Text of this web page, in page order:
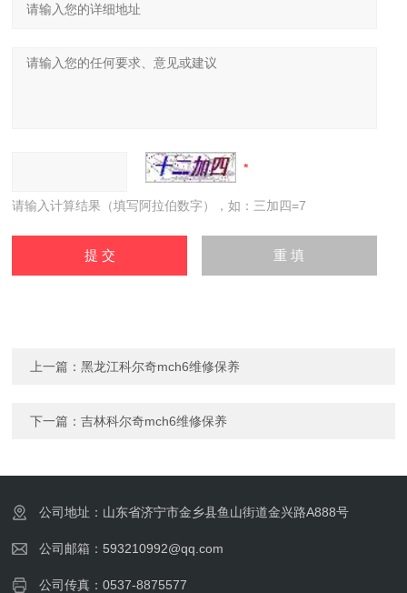
请输入计算结果（填写阿拉伯数字），如：三加四=7
上一篇：黑龙江科尔奇mch6维修保养
下一篇：吉林科尔奇mch6维修保养
公司地址：山东省济宁市金乡县鱼山街道金兴路A888号
公司邮箱：593210992@qq.com
公司传真：0537-8875577